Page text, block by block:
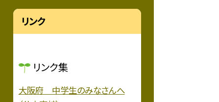
リンク
リンク集
大阪府 中学生のみなさんへ